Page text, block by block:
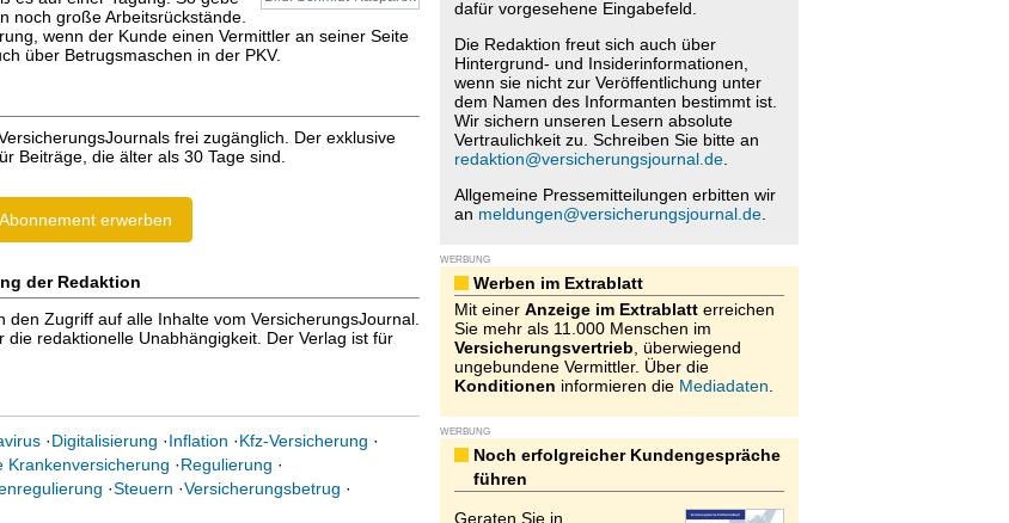
noch große Arbeitsrückstände.
wenn der Kunde einen Vermittler an seiner Seite
über Betrugsmaschen in der PKV.
frei zugänglich. Der exklusive
Beiträge, die älter als 30 Tage sind.
erwerben
der Redaktion
Zugriff auf alle Inhalte vom VersicherungsJournal.
redaktionelle Unabhängigkeit. Der Verlag ist für
·Digitalisierung ·Inflation ·Kfz-Versicherung ·
Krankenversicherung ·Regulierung ·
·Steuern ·Versicherungsbetrug ·
dafür vorgesehene Eingabefeld.
Die Redaktion freut sich auch über
Hintergrund- und Insiderinformationen,
wenn sie nicht zur Veröffentlichung unter
dem Namen des Informanten bestimmt ist.
Wir sichern unseren Lesern absolute
Vertraulichkeit zu. Schreiben Sie bitte an
redaktion@versicherungsjournal.de.
Allgemeine Pressemitteilungen erbitten wir
an meldungen@versicherungsjournal.de.
WERBUNG
Werben im Extrablatt
Mit einer Anzeige im Extrablatterreichen
Sie mehr als 11.000 Menschen im
Versicherungsvertrieb , überwiegend
ungebundene Vermittler. Über die
Konditionen informieren die Mediadaten
WERBUNG
Noch erfolgreicher Kundengespräche
führen
Geraten Sie in